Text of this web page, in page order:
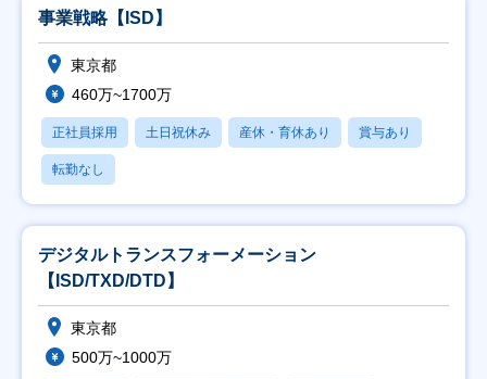
事業戦略【ISD】
東京都
460万~1700万
正社員採用 土日祝休み 産休・育休あり 賞与あり
転勤なし
デジタルトランスフォーメーション
【ISD/TXD/DTD】
東京都
500万~1000万